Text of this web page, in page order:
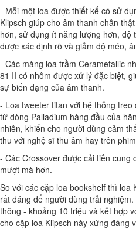
- Mỗi một loa được thiết kế có sử
Klipsch giúp cho âm thanh chân
hơn, sử dụng ít năng lượng hơn, độ
được xác định rõ và giảm độ méo,
- Các màng loa trầm Cerametallic
81 II có nhôm được xử lý đặc biệt,
sự biến dạng của âm thanh.
- Loa tweeter titan với hệ thống
từ dòng Palladium hàng đầu của
nhiên, khiến cho người dùng cảm
thu với nghệ sĩ thu âm hay trên
- Các Crossover được cải tiến
mượt mà hơn.
So với các cặp loa bookshelf thì loa
rất đáng để người dùng trải
thông - khoảng 10 triệu và kết hợp
cho cặp loa Klipsch này xứng đáng